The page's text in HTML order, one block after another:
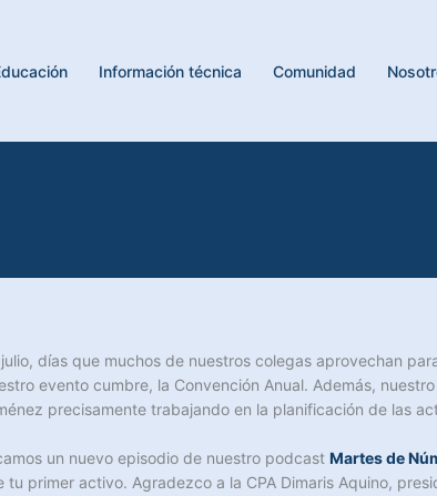
Información técnica Comunidad
días que muchos de nuestros colegas aprovechan
evento cumbre, la Convención Anual. Además,
precisamente trabajando en la planificación de las
un nuevo episodio de nuestro podcast Martes de
primer activo. Agradezco a la CPA Dimaris Aquino,